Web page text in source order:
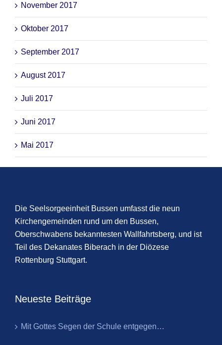
November 2017
Oktober 2017
September 2017
August 2017
Juli 2017
Juni 2017
Mai 2017
Die Seelsorgeeinheit Bussen umfasst die neun
Kirchengemeinden rund um den Bussen,
Oberschwabens bekanntesten Wallfahrtsberg, und ist
Teil des Dekanates Biberach in der Diözese
Rottenburg Stuttgart.
Neueste Beiträge
Mit Gottes Segen der Schule entgegen…